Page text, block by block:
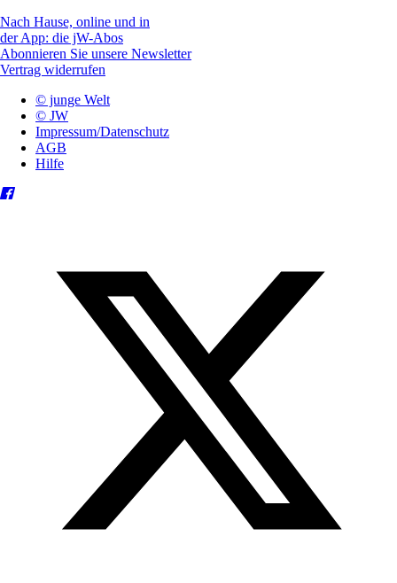
Nach Hause, online und in
der App: die jW-Abos
Abonnieren Sie unsere Newsletter
Vertrag widerrufen
© junge Welt
© JW
Impressum/Datenschutz
AGB
Hilfe